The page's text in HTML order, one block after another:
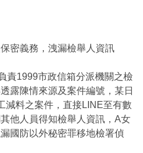
密義務，洩漏檢舉人資訊
責1999市政信箱分派機關之檢
露陳情來源及案件編號，某日
減料之案件，直接LINE至有數
他人員得知檢舉人資訊，A女
國防以外秘密罪移地檢署偵